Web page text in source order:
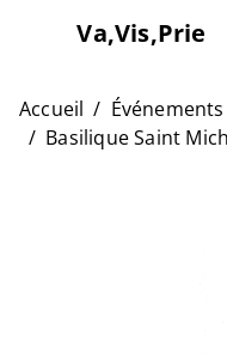
Va,Vis,Prie
Accueil
Carte
L’asso
Accueil
Événements
Basilique Saint